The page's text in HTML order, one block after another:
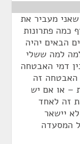
מעביר את
כמה פתרונות
הבאים יהיה
למה ששלי
דמי האבטחה
האבטחה זה
– או אם יש
זה לאחד
יישאר
המסעדה